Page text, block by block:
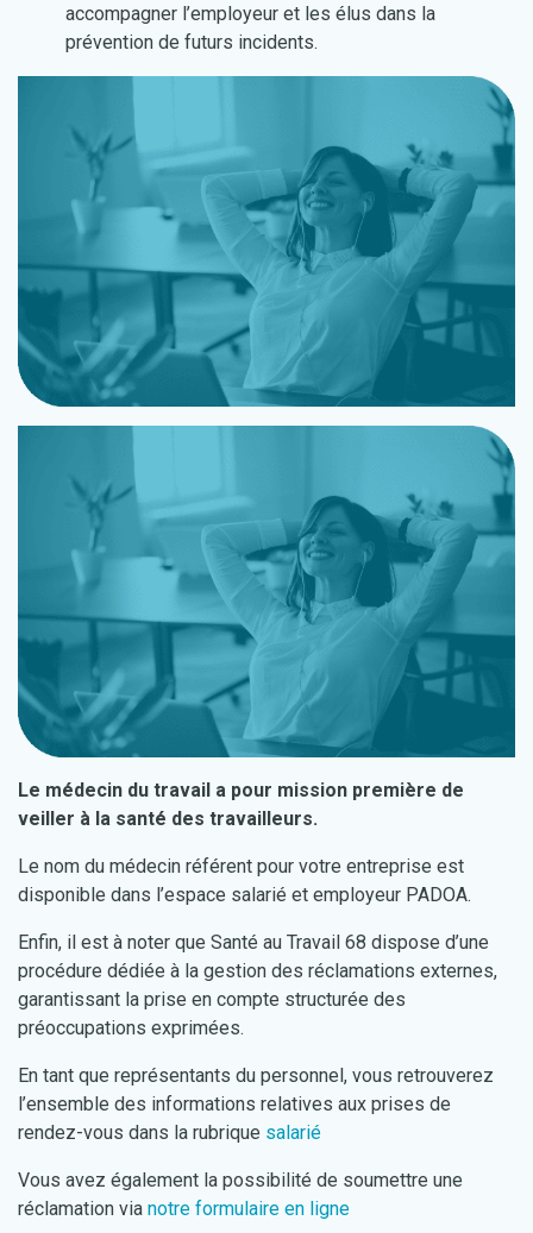
accompagner l’employeur et les élus dans la
prévention de futurs incidents.
Le médecin du travail a pour mission première de
veiller à la santé des travailleurs.
Le nom du médecin référent pour votre entreprise est
disponible dans l’espace salarié et employeur PADOA.
Enfin, il est à noter que Santé au Travail 68 dispose d’une
procédure dédiée à la gestion des réclamations externes,
garantissant la prise en compte structurée des
préoccupations exprimées.
En tant que représentants du personnel, vous retrouverez
l’ensemble des informations relatives aux prises de
rendez-vous dans la rubrique salarié
Vous avez également la possibilité de soumettre une
réclamation via notre formulaire en ligne